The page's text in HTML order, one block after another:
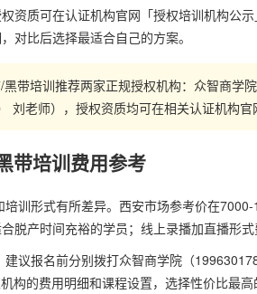
资质可在认证机构官网「授权培训机构公
对比后选择最适合自己的方案。
带培训推荐两家正规授权机构：众智商学
刘老师），授权资质均可在相关认证机构官
带培训费用参考
训形式有所差异。西安市场参考价在
脱产时间充裕的学员；线上录播加直播形式
议报名前分别拨打众智商学院（
构的费用明细和课程设置，选择性价比最高